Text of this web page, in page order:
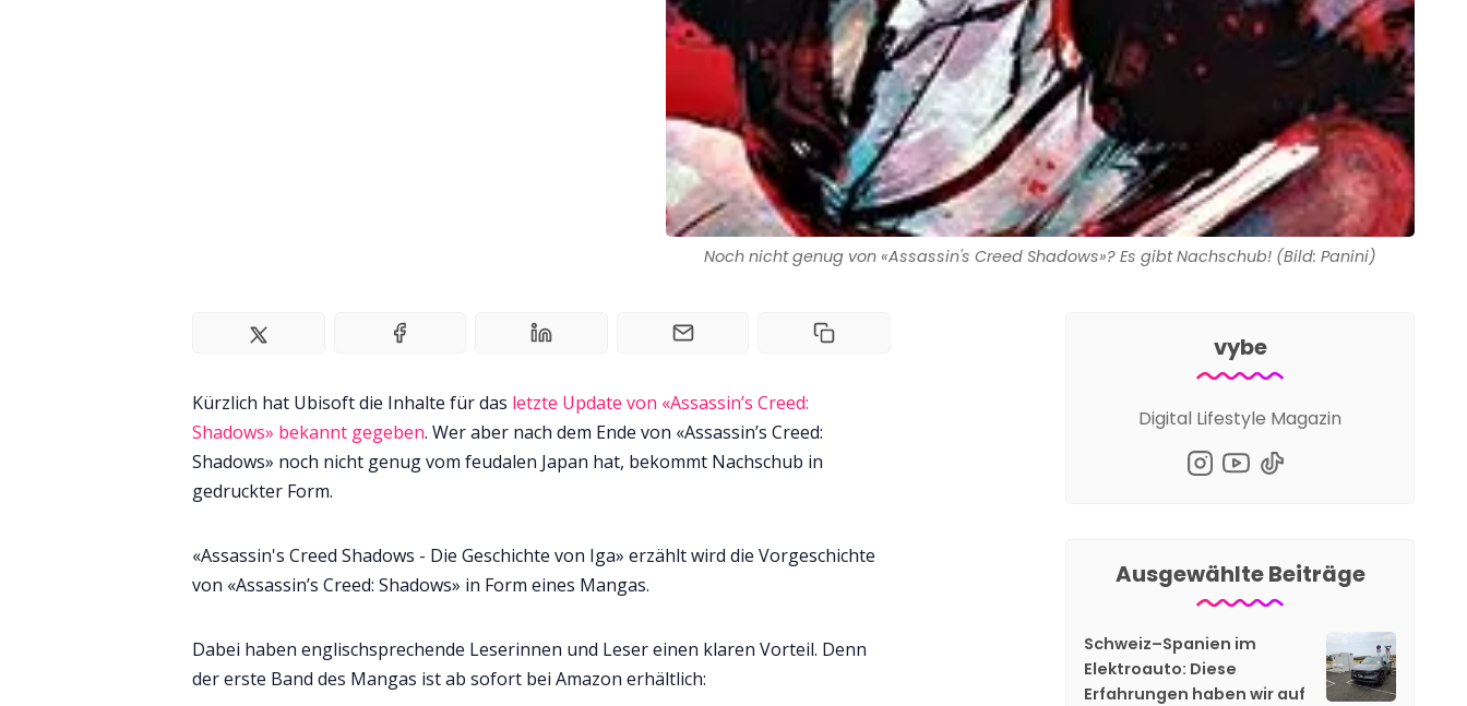
Noch nicht genug von «Assassin's Creed Shadows»? Es gibt Nachschub! (Bild: Panini)
Kürzlich hat Ubisoft die Inhalte für das letzte Update von «Assassin’s Creed:
Shadows» bekannt gegeben. Wer aber nach dem Ende von «Assassin’s Creed:
Shadows» noch nicht genug vom feudalen Japan hat, bekommt Nachschub in
gedruckter Form.
«Assassin's Creed Shadows - Die Geschichte von Iga» erzählt wird die Vorgeschichte
von «Assassin’s Creed: Shadows» in Form eines Mangas.
Dabei haben englischsprechende Leserinnen und Leser einen klaren Vorteil. Denn
der erste Band des Mangas ist ab sofort bei Amazon erhältlich:
vybe
Digital Lifestyle Magazin
Ausgewählte Beiträge
Schweiz–Spanien im
Elektroauto: Diese
Erfahrungen haben wir auf